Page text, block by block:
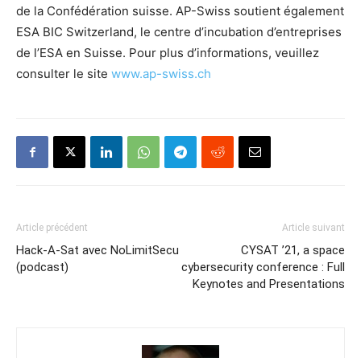
de la Confédération suisse. AP-Swiss soutient également
ESA BIC Switzerland, le centre d’incubation d’entreprises
de l’ESA en Suisse. Pour plus d’informations, veuillez
consulter le site www.ap-swiss.ch
Article précédent
Hack-A-Sat avec NoLimitSecu
(podcast)
Article suivant
CYSAT ’21, a space
cybersecurity conference : Full
Keynotes and Presentations